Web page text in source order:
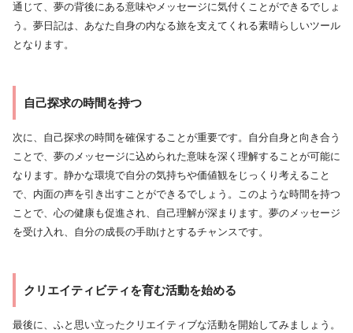
通じて、夢の背後にある意味やメッセージに気付くことができるでしょ
う。夢日記は、あなた自身の内なる旅を支えてくれる素晴らしいツール
となります。
自己探求の時間を持つ
次に、自己探求の時間を確保することが重要です。自分自身と向き合う
ことで、夢のメッセージに込められた意味を深く理解することが可能に
なります。静かな環境で自分の気持ちや価値観をじっくり考えること
で、内面の声を引き出すことができるでしょう。このような時間を持つ
ことで、心の健康も促進され、自己理解が深まります。夢のメッセージ
を受け入れ、自分の成長の手助けとするチャンスです。
クリエイティビティを育む活動を始める
最後に、ふと思い立ったクリエイティブな活動を開始してみましょう。